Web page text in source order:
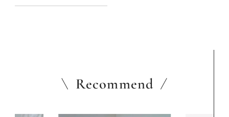
Recommend